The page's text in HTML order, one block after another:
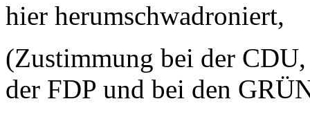
hier herumschwadroniert,
(Zustimmung bei der
der FDP und bei den